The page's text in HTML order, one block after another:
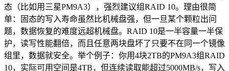
态（比如用三星PM9A3），强烈建议组RAID 10。理由很简
单：固态的写入寿命虽然比机械盘强，但一旦某个颗粒出问
题，数据恢复的难度远超机械盘。RAID 10是一半容量一半保
护，读写性能翻倍，而且任意两块盘坏了只要不在同一个镜像
组里，数据就安全。举个例子：你用4块2TB的PM9A3组RAID
10，实际可用空间是4TB，但连续读取能超过5000MB/s，写入